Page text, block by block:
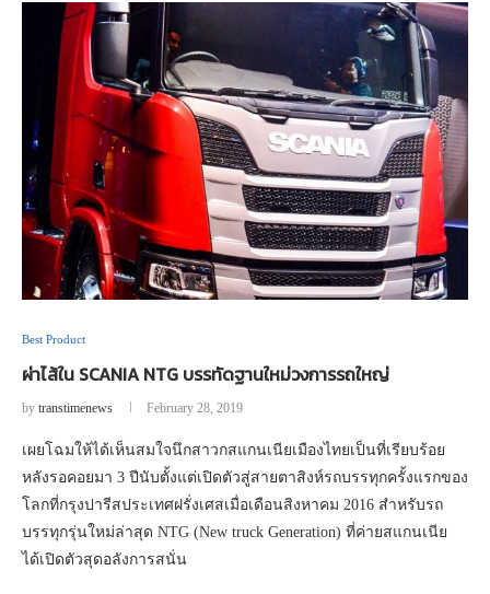
Best Product
ผ่าไส้ใน SCANIA NTG บรรทัดฐานใหม่วงการรถใหญ่
by transtimenews February 28, 2019
เผยโฉมให้ได้เห็นสมใจนึกสาวกสแกนเนียเมืองไทยเป็นที่เรียบร้อย
หลังรอคอยมา 3 ปีนับตั้งแต่เปิดตัวสู่สายตาสิงห์รถบรรทุกครั้งแรกของ
โลกที่กรุงปารีสประเทศฝรั่งเศสเมื่อเดือนสิงหาคม 2016 สำหรับรถ
บรรทุกรุ่นใหม่ล่าสุด NTG (New truck Generation) ที่ค่ายสแกนเนีย
ได้เปิดตัวสุดอลังการสนั่น